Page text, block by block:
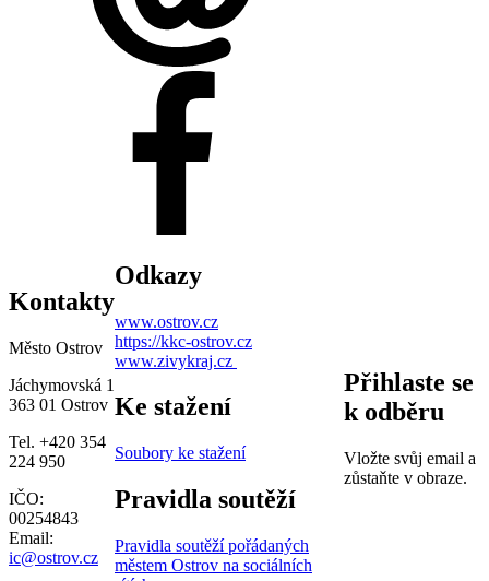
Kontakty
Město Ostrov
Jáchymovská 1
363 01 Ostrov
Tel. +420 354
224 950
IČO:
00254843
Email:
ic@ostrov.cz
Odkazy
www.ostrov.cz
https://kkc-ostrov.cz
www.zivykraj.cz
Ke stažení
Soubory ke stažení
Pravidla soutěží
Pravidla soutěží pořádaných
městem Ostrov na sociálních
Přihlaste se
k odběru
Vložte svůj email a
zůstaňte v obraze.